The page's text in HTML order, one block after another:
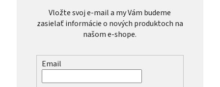
Vložte svoj e-mail a my Vám budeme
zasielať informácie o nových produktoch na
našom e-shope.
Email